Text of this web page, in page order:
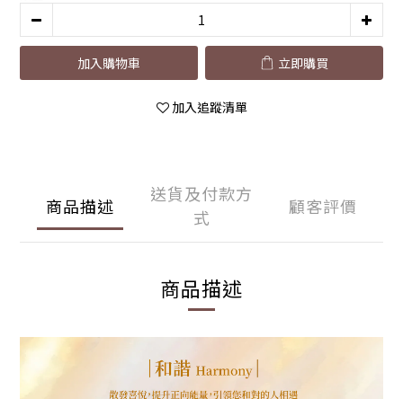
加入購物車 立即購買
加入追蹤清單
商品描述
送貨及付款方
式
顧客評價
商品描述